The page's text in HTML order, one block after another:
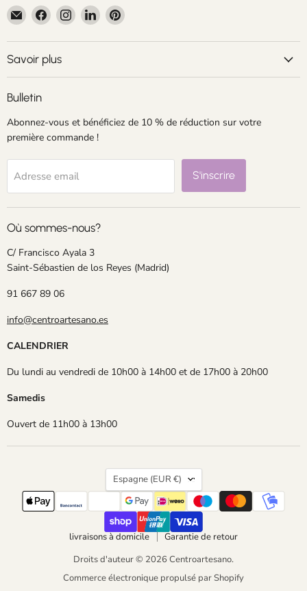
Email
Centroartesano
Trouvez-
nous
sur
Facebook
Trouvez-
nous
sur
Trouvez-
nous
sur
Trouvez-
sur
Savoir plus
Bulletin
Abonnez-vous et bénéficiez de 10 % de réduction sur votre
première commande !
Adresse email S'inscrire
Où sommes-nous?
C/ Francisco Ayala 3
Saint-Sébastien de los Reyes (Madrid)
91 667 89 06
info@centroartesano.es
CALENDRIER
Du lundi au vendredi de 10h00 à 14h00 et de 17h00 à 20h00
Samedis
Ouvert de 11h00 à 13h00
Pays
Espagne (EUR €)
livraisons à domicile
Garantie de retour
Droits d'auteur © 2026 Centroartesano.
Commerce électronique propulsé par Shopify